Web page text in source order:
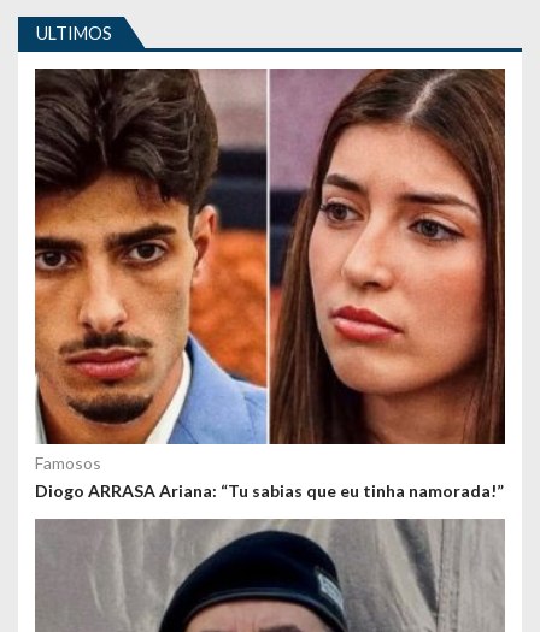
i
g
o
s
ULTIMOS
Famosos
Diogo ARRASA Ariana: “Tu sabias que eu tinha namorada!”